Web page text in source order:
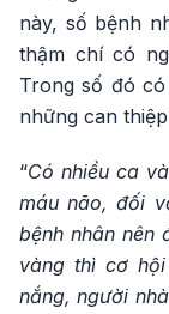
này, số bệnh
thậm chí có
Trong số đó
những can
“Có nhiều ca
máu não, đối
bệnh nhân nên
vàng thì cơ
nắng, người